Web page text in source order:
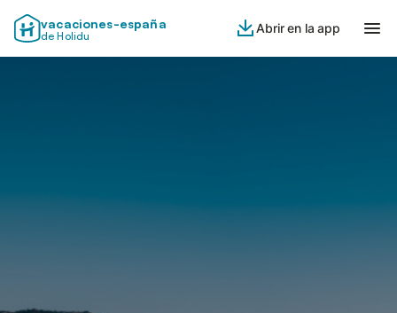
vacaciones-españa
de Holidu
Abrir en la app